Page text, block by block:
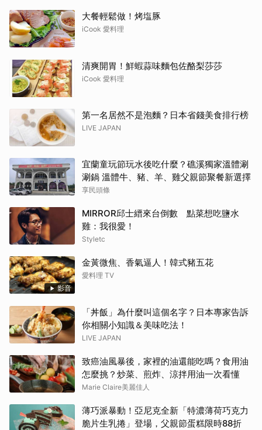
大餐輕鬆做！烤塩豚
iCook 愛料理
清爽開胃！鮮蝦蒜味麵包佐酪梨莎莎
iCook 愛料理
第一名居然不是泡麵？日本省錢美食排行榜
LIVE JAPAN
宜蘭童玩節玩水後吃什麼？礁溪獨家溫體涮
涮鍋 溫體牛、豬、羊、雞父親節聚餐新選擇
享民頭條
MIRROR邱士縉來台倒數 點菜想吃鹽水
雞：我很愛！
Styletc
影音
金黃微焦、香氣逼人！韓式豬五花
愛料理 TV
「丼飯」為什麼叫這個名字？日本專家告訴
你相關小知識＆美味吃法！
LIVE JAPAN
致癌油風暴後，家裡的油還能吃嗎？食用油
怎麼挑？炒菜、煎炸、涼拌用油一次看懂
Marie Claire美麗佳人
薄巧派暴動！亞尼克全新「特濃薄荷巧克力
脆片生乳捲」登場，父親節蛋糕限時88折